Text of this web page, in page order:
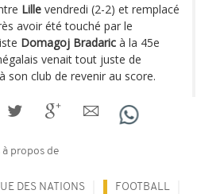
Lille vendredi (2-2) et remplacé
avoir été touché par le
Domagoj Bradaric à la 45e
venait tout juste de
son club de revenir au score.
propos de
DES NATIONS FOOTBALL